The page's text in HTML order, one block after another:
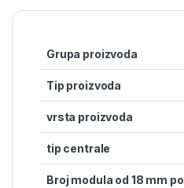
Grupa proizvoda
Tip proizvoda
vrsta proizvoda
tip centrale
Broj modula od 18 mm po